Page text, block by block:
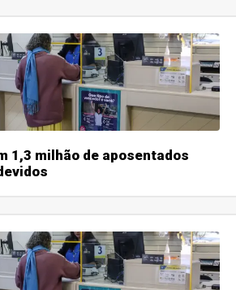
1,3 milhão de aposentados